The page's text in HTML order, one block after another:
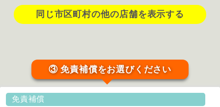
同じ市区町村の他の店舗を表示する
③ 免責補償をお選びください
免責補償